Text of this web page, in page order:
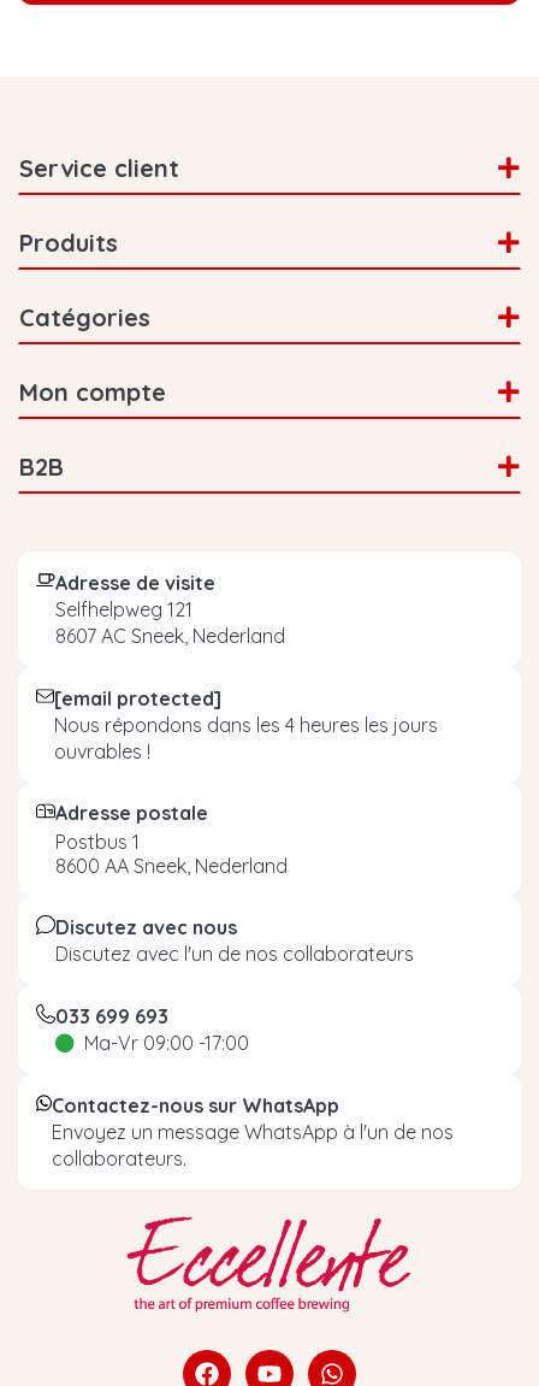
Service client
Produits
Catégories
Mon compte
B2B
Adresse de visite
Selfhelpweg 121
8607 AC Sneek, Nederland
[email protected]
Nous répondons dans les 4 heures les jours
ouvrables !
Adresse postale
Postbus 1
8600 AA Sneek, Nederland
Discutez avec nous
Discutez avec l'un de nos collaborateurs
033 699 693
Ma-Vr 09:00 -17:00
Contactez-nous sur WhatsApp
Envoyez un message WhatsApp à l'un de nos
collaborateurs.